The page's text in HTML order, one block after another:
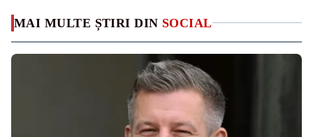
MAI MULTE ȘTIRI DIN SOCIAL